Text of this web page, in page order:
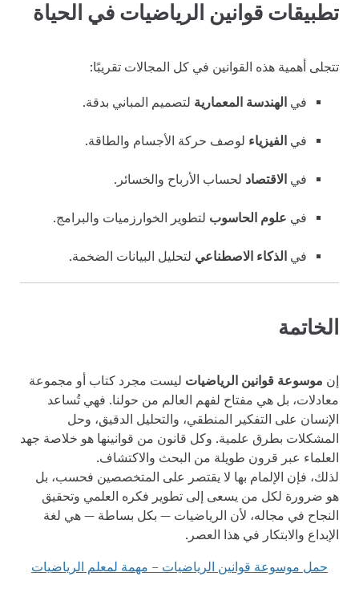
تطبيقات قوانين الرياضيات في الحياة
تتجلى أهمية هذه القوانين في كل المجالات تقريبًا:
في الهندسة المعمارية لتصميم المباني بدقة.
في الفيزياء لوصف حركة الأجسام والطاقة.
في الاقتصاد لحساب الأرباح والخسائر.
في علوم الحاسوب لتطوير الخوارزميات والبرامج.
في الذكاء الاصطناعي لتحليل البيانات الضخمة.
الخاتمة
إن موسوعة قوانين الرياضيات ليست مجرد كتاب أو مجموعة
معادلات، بل هي مفتاح لفهم العالم من حولنا. فهي تُساعد
الإنسان على التفكير المنطقي، والتحليل الدقيق، وحل
المشكلات بطرق علمية. وكل قانون من قوانينها هو خلاصة جهد
العلماء عبر قرون طويلة من البحث والاكتشاف.
لذلك، فإن الإلمام بها لا يقتصر على المتخصصين فحسب، بل
هو ضرورة لكل من يسعى إلى تطوير فكره العلمي وتحقيق
النجاح في مجاله، لأن الرياضيات — بكل بساطة — هي لغة
الإبداع والابتكار في هذا العصر.
حمل موسوعة قوانين الرياضيات – مهمة لمعلم الرياضيات